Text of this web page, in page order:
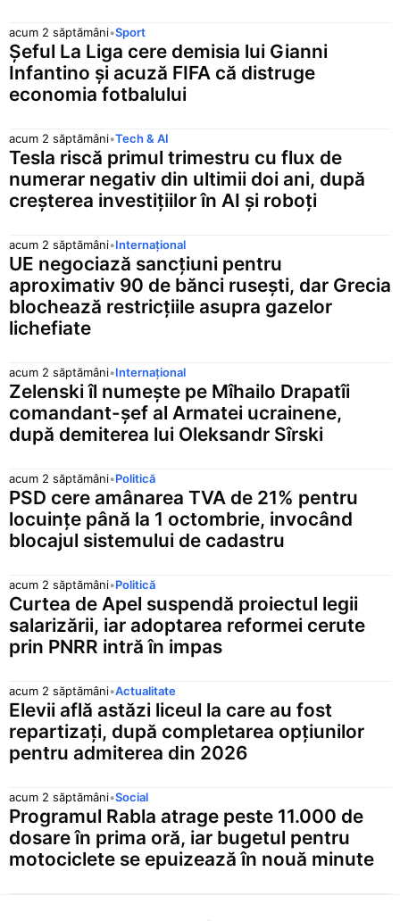
acum 2 săptămâni•Sport
Șeful La Liga cere demisia lui Gianni
Infantino și acuză FIFA că distruge
economia fotbalului
acum 2 săptămâni•Tech & AI
Tesla riscă primul trimestru cu flux de
numerar negativ din ultimii doi ani, după
creșterea investițiilor în AI și roboți
acum 2 săptămâni•Internațional
UE negociază sancțiuni pentru
aproximativ 90 de bănci rusești, dar Grecia
blochează restricțiile asupra gazelor
lichefiate
acum 2 săptămâni•Internațional
Zelenski îl numește pe Mîhailo Drapatîi
comandant-șef al Armatei ucrainene,
după demiterea lui Oleksandr Sîrski
acum 2 săptămâni•Politică
PSD cere amânarea TVA de 21% pentru
locuințe până la 1 octombrie, invocând
blocajul sistemului de cadastru
acum 2 săptămâni•Politică
Curtea de Apel suspendă proiectul legii
salarizării, iar adoptarea reformei cerute
prin PNRR intră în impas
acum 2 săptămâni•Actualitate
Elevii află astăzi liceul la care au fost
repartizați, după completarea opțiunilor
pentru admiterea din 2026
acum 2 săptămâni•Social
Programul Rabla atrage peste 11.000 de
dosare în prima oră, iar bugetul pentru
motociclete se epuizează în nouă minute